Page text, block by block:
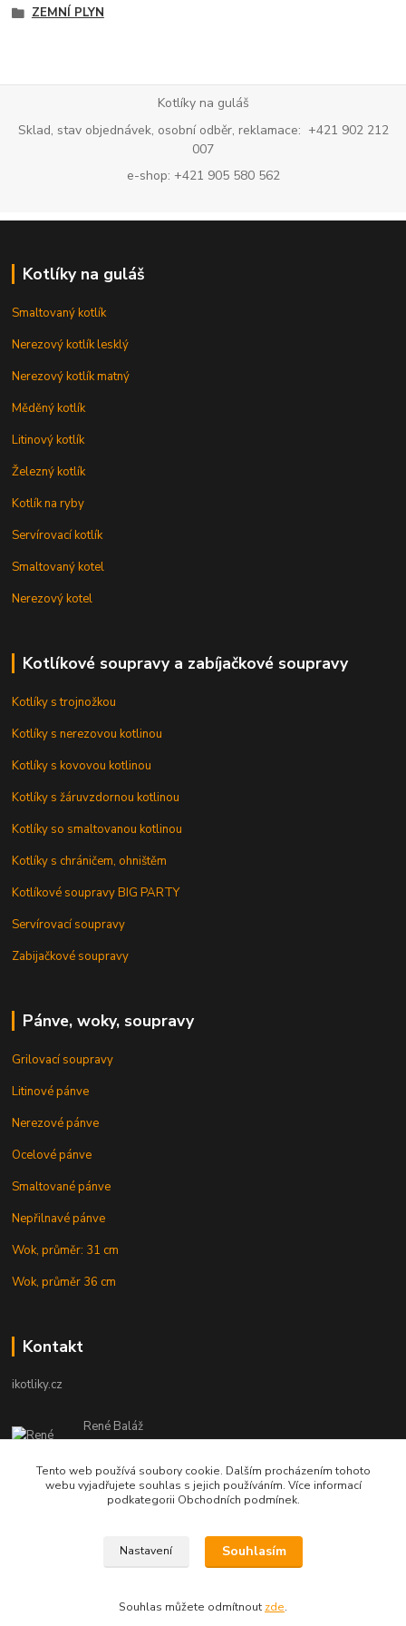
ZEMNÍ PLYN
Kotlíky na guláš
Sklad, stav objednávek, osobní odběr, reklamace: +421 902 212
007
e-shop: +421 905 580 562
Kotlíky na guláš
Smaltovaný kotlík
Nerezový kotlík lesklý
Nerezový kotlík matný
Měděný kotlík
Litinový kotlík
Železný kotlík
Kotlík na ryby
Servírovací kotlík
Smaltovaný kotel
Nerezový kotel
Kotlíkové soupravy a zabíjačkové soupravy
Kotlíky s trojnožkou
Kotlíky s nerezovou kotlinou
Kotlíky s kovovou kotlinou
Kotlíky s žáruvzdornou kotlinou
Kotlíky so smaltovanou kotlinou
Kotlíky s chráničem, ohništěm
Kotlíkové soupravy BIG PARTY
Servírovací soupravy
Zabijačkové soupravy
Pánve, woky, soupravy
Grilovací soupravy
Litinové pánve
Nerezové pánve
Ocelové pánve
Smaltované pánve
Nepřilnavé pánve
Wok, průměr: 31 cm
Wok, průměr 36 cm
Kontakt
ikotliky.cz
René Baláž
Eshop: +421 902 212 007
od 8:00 - do 16:00 hod
info@ikotliky.cz
Copyright © 2014-2020 IKOTLIKY.CZ, všetky práva vyhradené..
Tento web používá soubory cookie. Dalším procházením tohoto
webu vyjadřujete souhlas s jejich používáním. Více informací
podkategorii Obchodních podmínek.
Nastavení Souhlasím
Souhlas můžete odmítnout zde.